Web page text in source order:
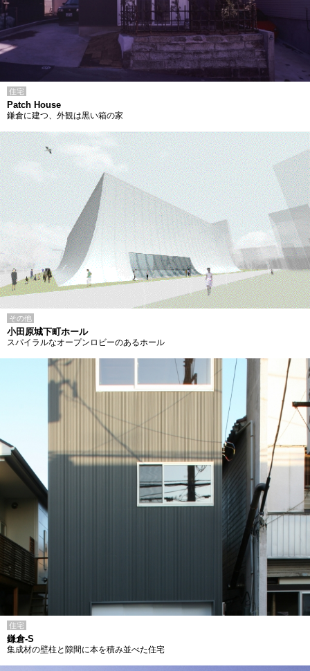
住宅
Patch House
鎌倉に建つ、外観は黒い箱の家
その他
小田原城下町ホール
スパイラルなオープンロビーのあるホール
住宅
鎌倉-S
集成材の壁柱と隙間に本を積み並べた住宅